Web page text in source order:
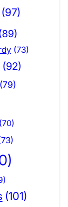
(97)
(73)
(92)
(79)
(70)
(101)